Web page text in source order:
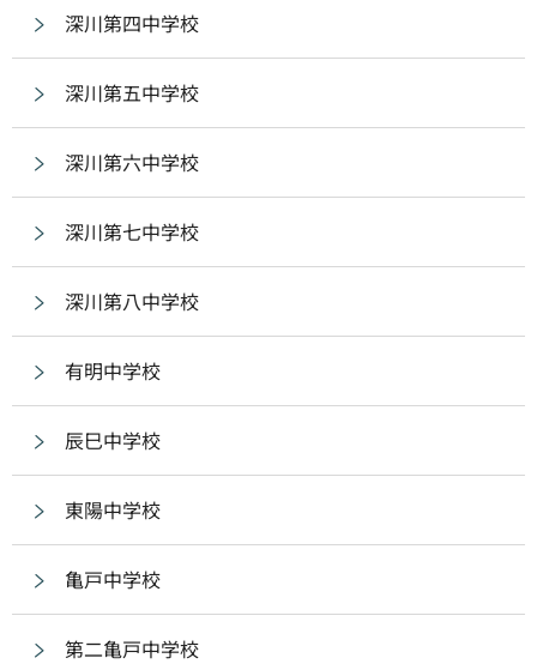
深川第四中学校
深川第五中学校
深川第六中学校
深川第七中学校
深川第八中学校
有明中学校
辰巳中学校
東陽中学校
亀戸中学校
第二亀戸中学校